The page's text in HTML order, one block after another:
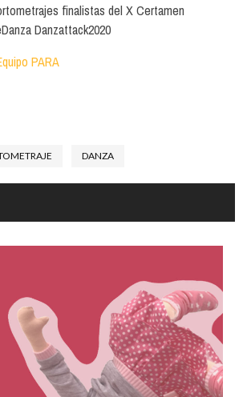
finalistas del X Certamen
Danzattack2020
PARA
DANZA